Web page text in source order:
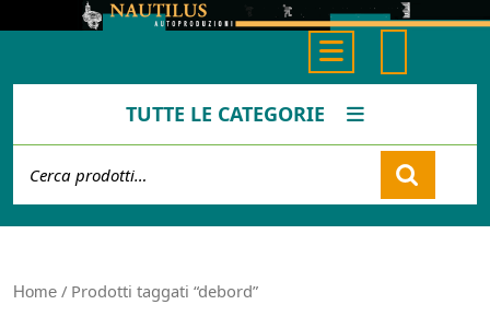
Button
TUTTE LE CATEGORIE
Cart
Home / Prodotti taggati “debord”